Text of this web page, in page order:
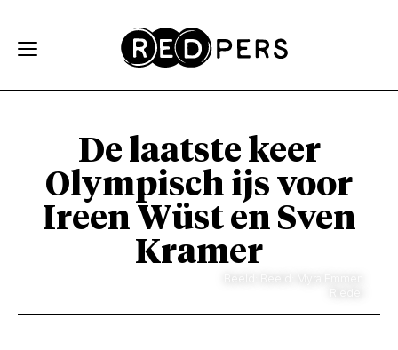
De laatste keer
Olympisch ijs voor
Ireen Wüst en Sven
Kramer